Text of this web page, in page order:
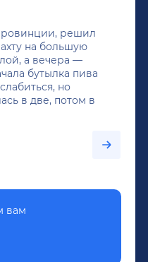
решил
на большую
а вечера —
бутылка пива
но
в две, потом в
уже пил почти
по методу
вам